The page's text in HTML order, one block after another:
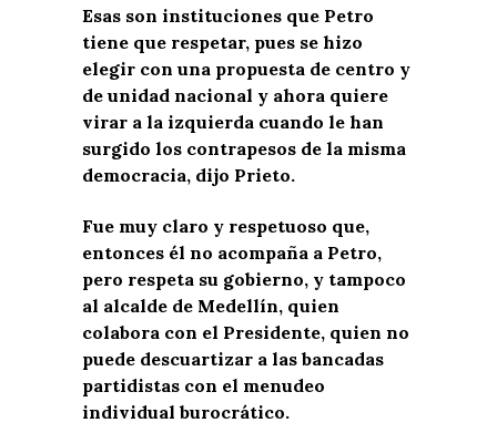
Esas son instituciones que Petro
tiene que respetar, pues se hizo
elegir con una propuesta de centro y
de unidad nacional y ahora quiere
virar a la izquierda cuando le han
surgido los contrapesos de la misma
democracia, dijo Prieto.
Fue muy claro y respetuoso que,
entonces él no acompaña a Petro,
pero respeta su gobierno, y tampoco
al alcalde de Medellín, quien
colabora con el Presidente, quien no
puede descuartizar a las bancadas
partidistas con el menudeo
individual burocrático.